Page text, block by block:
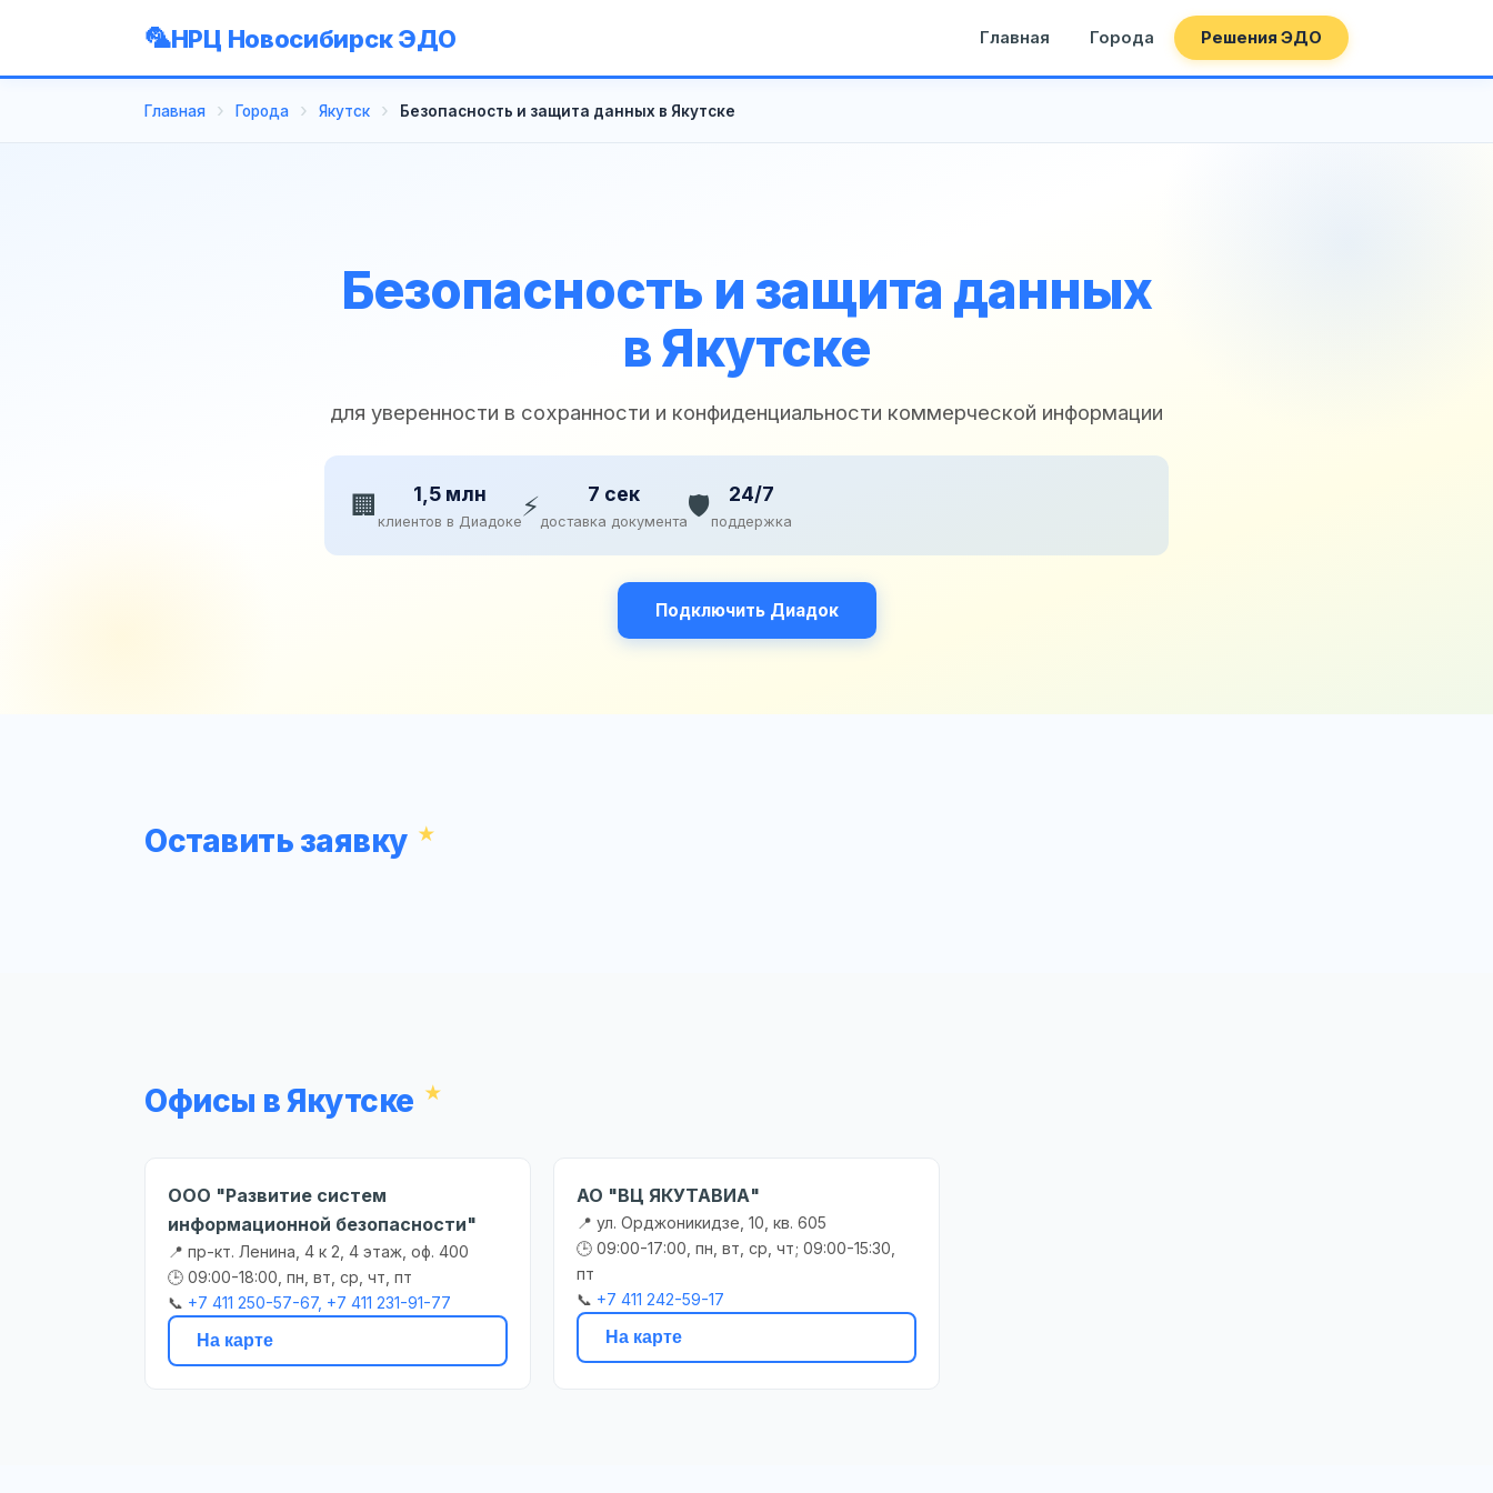
НРЦ Новосибирск ЭДО Главная Города Решения ЭДО
Главная Города Якутск Безопасность и защита данных в Якутске
Безопасность и защита данных
в Якутске
для уверенности в сохранности и конфиденциальности коммерческой информации
🏢 1,5 млн
клиентов в Диадоке ⚡ 7 сек
доставка документа🛡️ 24/7
поддержка
Подключить Диадок
Оставить заявку
Офисы в Якутске
ООО "Развитие систем
информационной безопасности"
📍 пр-кт. Ленина, 4 к 2, 4 этаж, оф. 400
🕒 09:00-18:00, пн, вт, ср, чт, пт
📞 +7 411 250-57-67, +7 411 231-91-77
На карте
АО "ВЦ ЯКУТАВИА"
📍 ул. Орджоникидзе, 10, кв. 605
🕒 09:00-17:00, пн, вт, ср, чт; 09:00-15:30,
пт
📞 +7 411 242-59-17
На карте